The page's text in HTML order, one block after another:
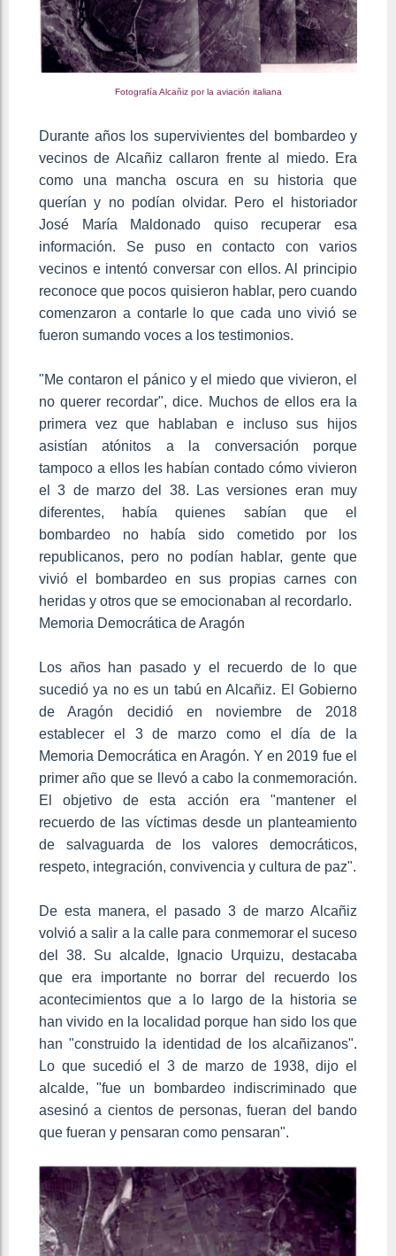
Fotografía Alcañiz por la aviación italiana
Durante años los supervivientes del bombardeo y
vecinos de Alcañiz callaron frente al miedo. Era
como una mancha oscura en su historia que
querían y no podían olvidar. Pero el historiador
José María Maldonado quiso recuperar esa
información. Se puso en contacto con varios
vecinos e intentó conversar con ellos. Al principio
reconoce que pocos quisieron hablar, pero cuando
comenzaron a contarle lo que cada uno vivió se
fueron sumando voces a los testimonios.
"Me contaron el pánico y el miedo que vivieron, el
no querer recordar", dice. Muchos de ellos era la
primera vez que hablaban e incluso sus hijos
asistían atónitos a la conversación porque
tampoco a ellos les habían contado cómo vivieron
el 3 de marzo del 38. Las versiones eran muy
diferentes, había quienes sabían que el
bombardeo no había sido cometido por los
republicanos, pero no podían hablar, gente que
vivió el bombardeo en sus propias carnes con
heridas y otros que se emocionaban al recordarlo.
Memoria Democrática de Aragón
Los años han pasado y el recuerdo de lo que
sucedió ya no es un tabú en Alcañiz. El Gobierno
de Aragón decidió en noviembre de 2018
establecer el 3 de marzo como el día de la
Memoria Democrática en Aragón. Y en 2019 fue el
primer año que se llevó a cabo la conmemoración.
El objetivo de esta acción era "mantener el
recuerdo de las víctimas desde un planteamiento
de salvaguarda de los valores democráticos,
respeto, integración, convivencia y cultura de paz".
De esta manera, el pasado 3 de marzo Alcañiz
volvió a salir a la calle para conmemorar el suceso
del 38. Su alcalde, Ignacio Urquizu, destacaba
que era importante no borrar del recuerdo los
acontecimientos que a lo largo de la historia se
han vivido en la localidad porque han sido los que
han "construido la identidad de los alcañizanos".
Lo que sucedió el 3 de marzo de 1938, dijo el
alcalde, "fue un bombardeo indiscriminado que
asesinó a cientos de personas, fueran del bando
que fueran y pensaran como pensaran".